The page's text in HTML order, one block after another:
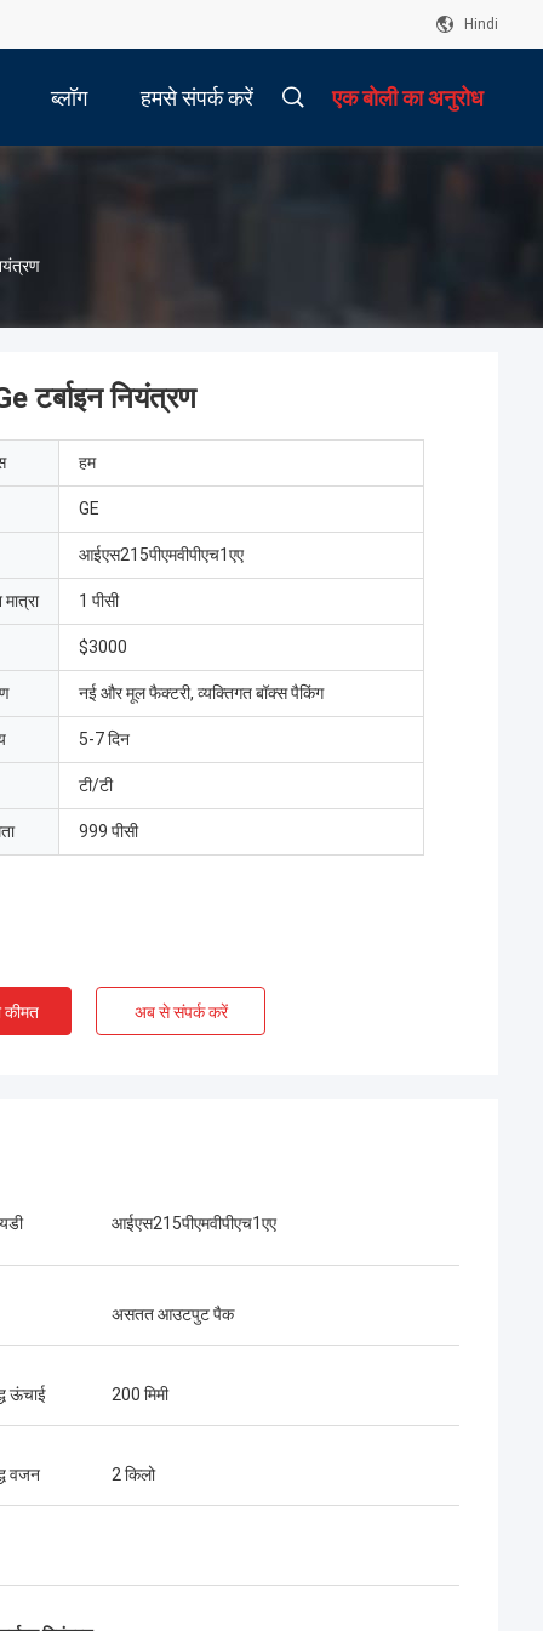
Hindi
ब्लॉग हमसे संपर्क करें एक बोली का अनुरोध
टर्बाइन नियंत्रण
हम
GE
आईएस215पीएमवीपीएच1एए
1 पीसी
$3000
नई और मूल फैक्टरी, व्यक्तिगत बॉक्स पैकिंग
5-7 दिन
टी/टी
999 पीसी
कीमत अब से संपर्क करें
आईएस215पीएमवीपीएच1एए
असतत आउटपुट पैक
ऊंचाई 200 मिमी
वजन 2 किलो